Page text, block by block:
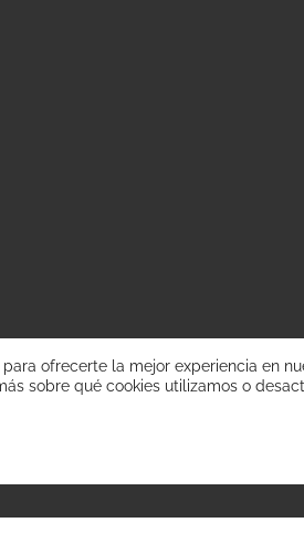
ofrecerte la mejor experiencia en
sobre qué cookies utilizamos o